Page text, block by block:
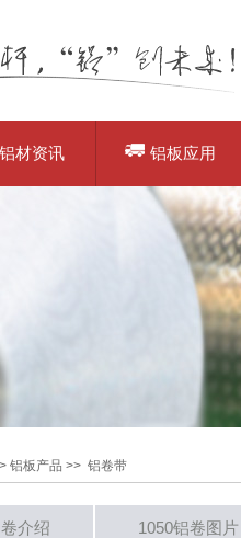
铝材资讯 铝板应用
> 铝板产品 >> 铝卷带
介绍 1050铝卷图片